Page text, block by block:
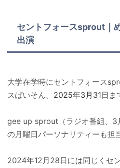
セントフォースsprout｜
出演
大学在学時にセントフォース
スぱいそん。 2025年3月31日ま
gee up sprout（ラジオ番組、3
の月曜日パーソナリティーも担
2024年12月28日には同じくセ